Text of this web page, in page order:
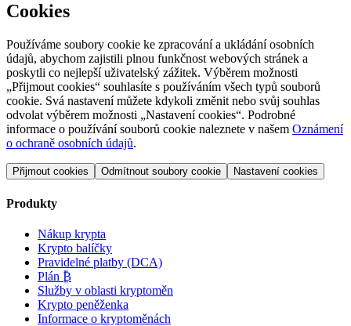
Cookies
Používáme soubory cookie ke zpracování a ukládání osobních
údajů, abychom zajistili plnou funkčnost webových stránek a
poskytli co nejlepší uživatelský zážitek. Výběrem možnosti
„Přijmout cookies“ souhlasíte s používáním všech typů souborů
cookie. Svá nastavení můžete kdykoli změnit nebo svůj souhlas
odvolat výběrem možnosti „Nastavení cookies“. Podrobné
informace o používání souborů cookie naleznete v našem Oznámení
o ochraně osobních údajů.
Přijmout cookies Odmítnout soubory cookie Nastavení cookies
Produkty
Nákup krypta
Krypto balíčky
Pravidelné platby (DCA)
Plán ₿
Služby v oblasti kryptoměn
Krypto peněženka
Informace o kryptoměnách